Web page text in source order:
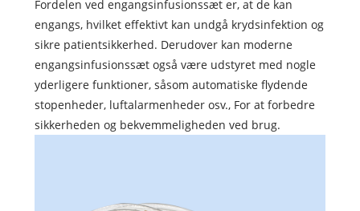
Fordelen ved engangsinfusionssæt er, at de kan
engangs, hvilket effektivt kan undgå krydsinfektion og
sikre patientsikkerhed. Derudover kan moderne
engangsinfusionssæt også være udstyret med nogle
yderligere funktioner, såsom automatiske flydende
stopenheder, luftalarmenheder osv., For at forbedre
sikkerheden og bekvemmeligheden ved brug.